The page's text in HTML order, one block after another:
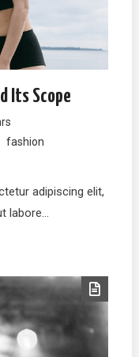
Its Scope
fashion
adipiscing elit,
labore…